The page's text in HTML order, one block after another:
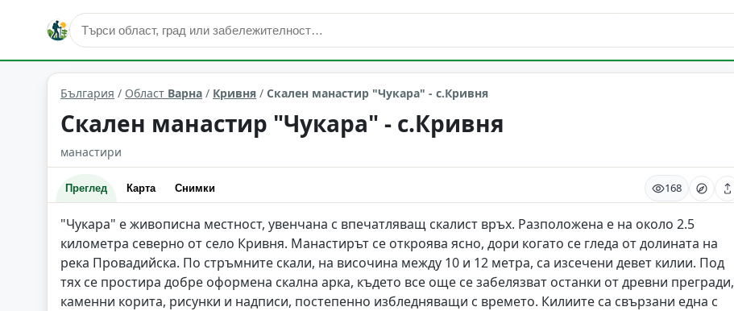
култура и изкуство Кривня Област: Варна
България / Област Варна / Кривня / Скален манастир "Чукара" - с.Кривня
Скален манастир "Чукара" - с.Кривня
манастири
Преглед Карта Снимки 168
"Чукара" е живописна местност, увенчана с впечатляващ скалист връх. Разположена е на около 2.5
километра северно от село Кривня. Манастирът се откроява ясно, дори когато се гледа от долината на
река Провадийска. По стръмните скали, на височина между 10 и 12 метра, са изсечени девет килии. Под
тях се простира добре оформена скална арка, където все още се забелязват останки от древни прегради,
каменни корита, рисунки и надписи, постепенно избледняващи с времето. Килиите са свързани една с